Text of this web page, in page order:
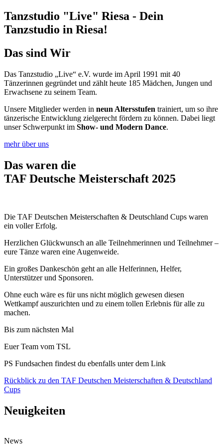
Tanzstudio "Live" Riesa - Dein
Tanzstudio in Riesa!
Das sind Wir
Das Tanzstudio „Live“ e.V. wurde im April 1991 mit 40
Tänzerinnen gegründet und zählt heute 185 Mädchen, Jungen und
Erwachsene zu seinem Team.
Unsere Mitglieder werden in neun Altersstufen trainiert, um so ihre
tänzerische Entwicklung zielgerecht fördern zu können. Dabei liegt
unser Schwerpunkt im Show- und Modern Dance.
mehr über uns
Das waren die
TAF Deutsche Meisterschaft 2025
Die TAF Deutschen Meisterschaften & Deutschland Cups waren
ein voller Erfolg.
Herzlichen Glückwunsch an alle Teilnehmerinnen und Teilnehmer –
eure Tänze waren eine Augenweide.
Ein großes Dankeschön geht an alle Helferinnen, Helfer,
Unterstützer und Sponsoren.
Ohne euch wäre es für uns nicht möglich gewesen diesen
Wettkampf auszurichten und zu einem tollen Erlebnis für alle zu
machen.
Bis zum nächsten Mal
Euer Team vom TSL
PS Fundsachen findest du ebenfalls unter dem Link
Rückblick zu den TAF Deutschen Meisterschaften & Deutschland
Cups
Neuigkeiten
News